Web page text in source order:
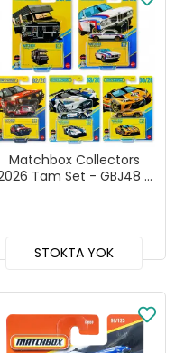
Matchbox Collectors
Tam Set - GBJ48 -
STOKTA YOK